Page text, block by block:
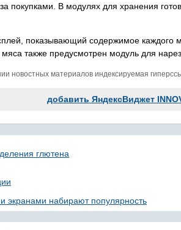
покупками. В модулях для хранения
показывающий содержимое каждого
также предусмотрен модуль для
новостных материалов индексируемая
добавить ЯндексВиджет
глютена
экранами набирают популярность